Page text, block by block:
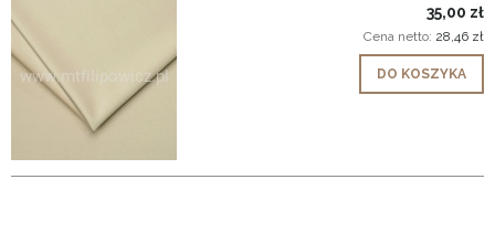
35,00 zł
Cena netto: 28,46 zł
DO KOSZYKA